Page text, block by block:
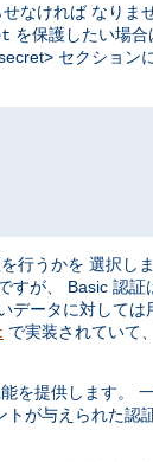
なければ なりま
を保護したい場合
セクション
行うかを 選択し
が、 Basic 認
ータに対しては
で実装されていて
を提供します。
が与えられた認